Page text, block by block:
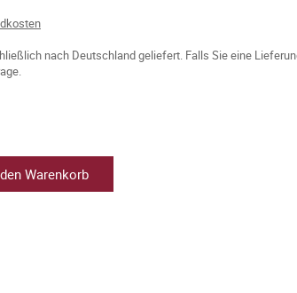
nach Deutschland geliefert. Falls Sie eine
Warenkorb